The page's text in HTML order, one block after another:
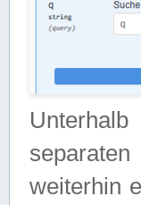
weiterhin